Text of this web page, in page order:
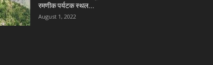
रमणीक पर्यटक स्थल...
August 1, 2022